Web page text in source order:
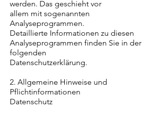
werden. Das geschieht vor
allem mit sogenannten
Analyseprogrammen.
Detaillierte Informationen zu diesen
Analyseprogrammen finden Sie in der
folgenden
Datenschutzerklärung.
2. Allgemeine Hinweise und
Pflichtinformationen
Datenschutz